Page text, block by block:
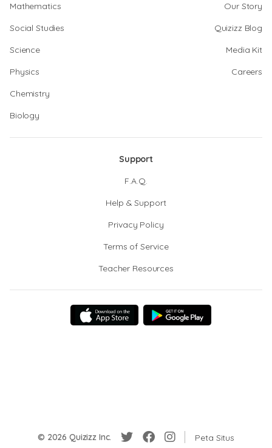
Mathematics
Social Studies
Science
Physics
Chemistry
Biology
Our Story
Quizizz Blog
Media Kit
Careers
Support
F.A.Q.
Help & Support
Privacy Policy
Terms of Service
Teacher Resources
© 2026 Quizizz Inc. Peta Situs